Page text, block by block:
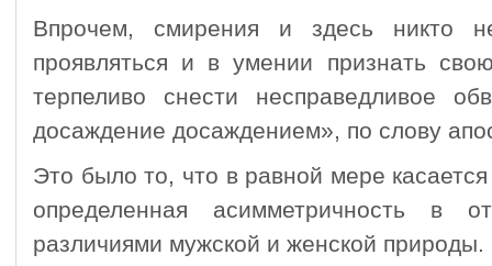
Впрочем, смирения и здесь никто
проявляться и в умении признать
терпеливо снести несправедливое
досаждение досаждением», по слову
Это было то, что в равной мере
определенная асимметричность в
различиями мужской и женской природы.